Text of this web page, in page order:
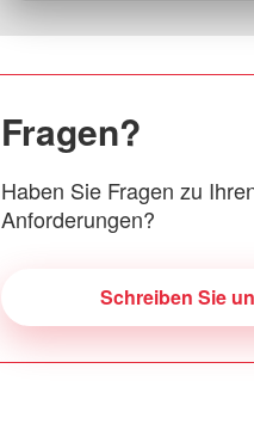
Fragen?
Haben Sie Fragen zu
Anforderungen?
Schreiben Sie